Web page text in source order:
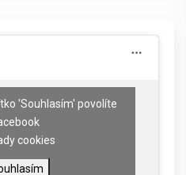
'Souhlasím' povolíte
cookies